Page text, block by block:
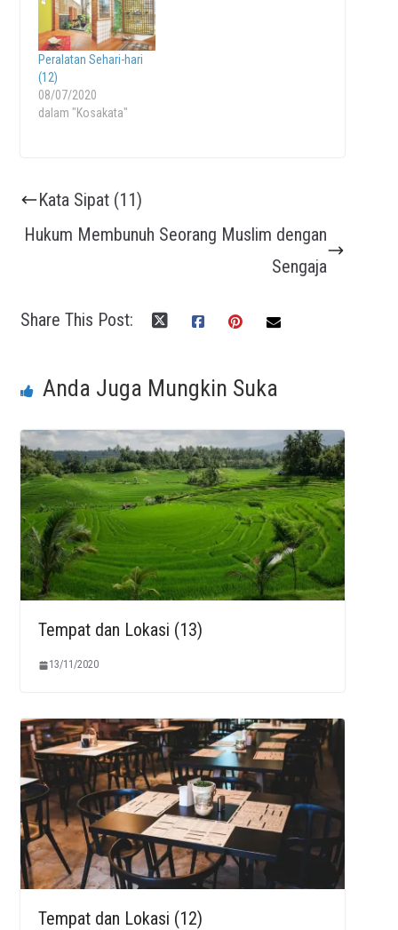
Peralatan Sehari-hari
(12)
08/07/2020
dalam "Kosakata"
Kata Sipat (11)
Hukum Membunuh Seorang Muslim dengan
Sengaja
Share This Post:
Anda Juga Mungkin Suka
Tempat dan Lokasi (13)
13/11/2020
Tempat dan Lokasi (12)